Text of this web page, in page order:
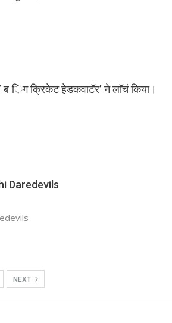
ब िग क्रिकेट हेडकवाटॅर’ ने लाॅचं किया।
Daredevils
NEXT